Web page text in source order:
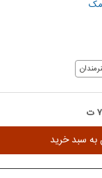
به سبد خرید